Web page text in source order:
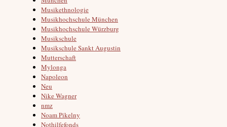
Musikethnologie
Musikhochschule München
Musikhochschule Würzburg
Musikschule
Musikschule Sankt Augustin
Mutterschaft
Mylonga
Napoleon
Neu
Nike Wagner
nmz
Noam Pikelny
Nothilfefonds